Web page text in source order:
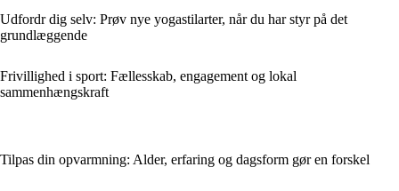
Udfordr dig selv: Prøv nye yogastilarter, når du har styr på det
grundlæggende
Frivillighed i sport: Fællesskab, engagement og lokal
sammenhængskraft
Tilpas din opvarmning: Alder, erfaring og dagsform gør en forskel